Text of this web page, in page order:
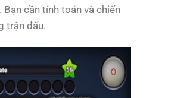
cần tính toán và chiến
trận đấu.